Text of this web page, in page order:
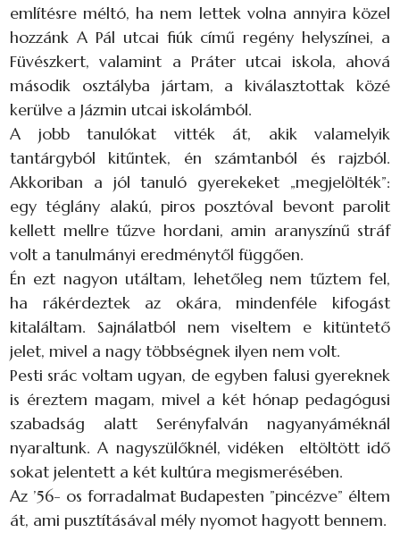
említésre méltó, ha nem lettek volna annyira közel
hozzánk A Pál utcai fiúk című regény helyszínei, a
Füvészkert, valamint a Práter utcai iskola, ahová
második osztályba jártam, a kiválasztottak közé
kerülve a Jázmin utcai iskolámból.
A jobb tanulókat vitték át, akik valamelyik
tantárgyból kitűntek, én számtanból és rajzból.
Akkoriban a jól tanuló gyerekeket „megjelölték”:
egy téglány alakú, piros posztóval bevont parolit
kellett mellre tűzve hordani, amin aranyszínű stráf
volt a tanulmányi eredménytől függően.
Én ezt nagyon utáltam, lehetőleg nem tűztem fel,
ha rákérdeztek az okára, mindenféle kifogást
kitaláltam. Sajnálatból nem viseltem e kitüntető
jelet, mivel a nagy többségnek ilyen nem volt.
Pesti srác voltam ugyan, de egyben falusi gyereknek
is éreztem magam, mivel a két hónap pedagógusi
szabadság alatt Serényfalván nagyanyáméknál
nyaraltunk. A nagyszülőknél, vidéken eltöltött idő
sokat jelentett a két kultúra megismerésében.
Az ’56- os forradalmat Budapesten ”pincézve” éltem
át, ami pusztításával mély nyomot hagyott bennem.